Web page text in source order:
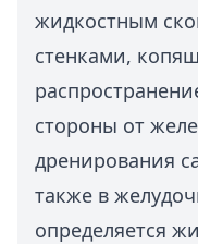
жидкостным
стенками,
стороны от
дренирования
также в
определяется